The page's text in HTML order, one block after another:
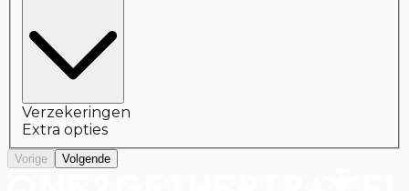
Verzekeringen
Extra opties
Vorige Volgende